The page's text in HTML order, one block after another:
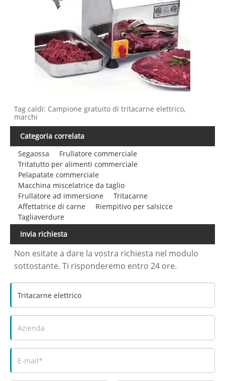
Tag caldi: Campione gratuito di tritacarne elettrico,
marchi
Categoria correlata
Segaossa
Frullatore commerciale
Tritatutto per alimenti commerciale
Pelapatate commerciale
Macchina miscelatrice da taglio
Frullatore ad immersione
Tritacarne
Affettatrice di carne
Riempitivo per salsicce
Tagliaverdure
Invia richiesta
Non esitate a dare la vostra richiesta nel modulo
sottostante. Ti risponderemo entro 24 ore.